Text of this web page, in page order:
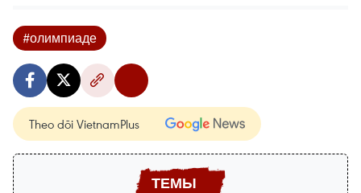
#олимпиаде
Theo dõi VietnamPlus